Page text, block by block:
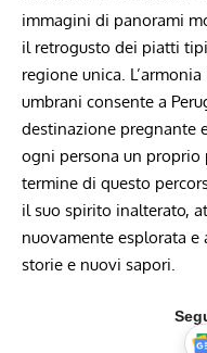
immagini di panorami
il retrogusto dei piatti
regione unica.
umbrani consente a
destinazione⁤ pregnante
ogni persona un⁣ proprio
termine di‌ questo
il suo spirito inalterato,‍
nuovamente esplorata e
storie e ​nuovi sapori.